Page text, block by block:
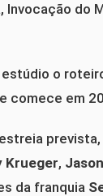
Invocação do
o
comece em
prevista,
Krueger,
da franquia